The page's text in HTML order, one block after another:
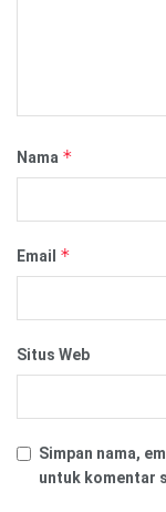
Nama *
Email *
Situs Web
Simpan nama,
untuk komentar